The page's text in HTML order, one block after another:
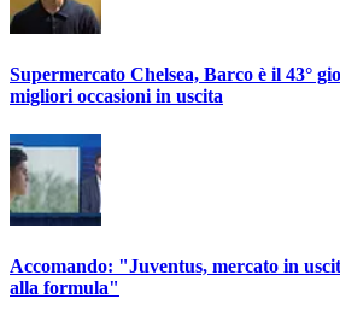
Supermercato Chelsea, Barco è il 43°
migliori occasioni in uscita
Accomando: "Juventus, mercato in
alla formula"